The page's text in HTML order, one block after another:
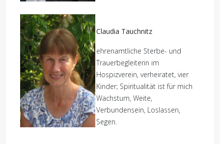
Claudia Tauchnitz
ehrenamtliche Sterbe- und
Trauerbegleiterin im
Hospizverein, verheiratet, vier
Kinder; Spiritualität ist für mich
Wachstum, Weite,
Verbundensein, Loslassen,
Segen.